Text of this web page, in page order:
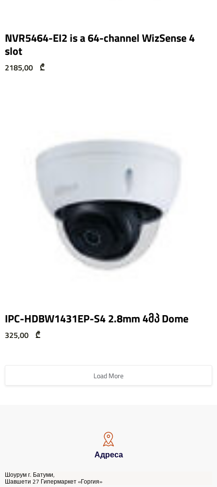
NVR5464-EI2 is a 64-channel WizSense 4
slot
2185,00 ₾
IPC-HDBW1431EP-S4 2.8mm 4მპ Dome
325,00 ₾
Load More
Адреса
Шоурум г. Батуми,
Шавшети 27 Гипермаркет «Горгия»